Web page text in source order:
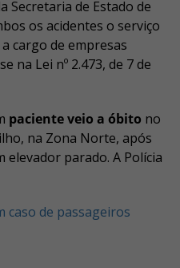
Secretaria de Estado de
os acidentes o serviço
cargo de empresas
na Lei nº 2.473, de 7 de
paciente veio a óbito no
na Zona Norte, após
parado. A Polícia
caso de passageiros